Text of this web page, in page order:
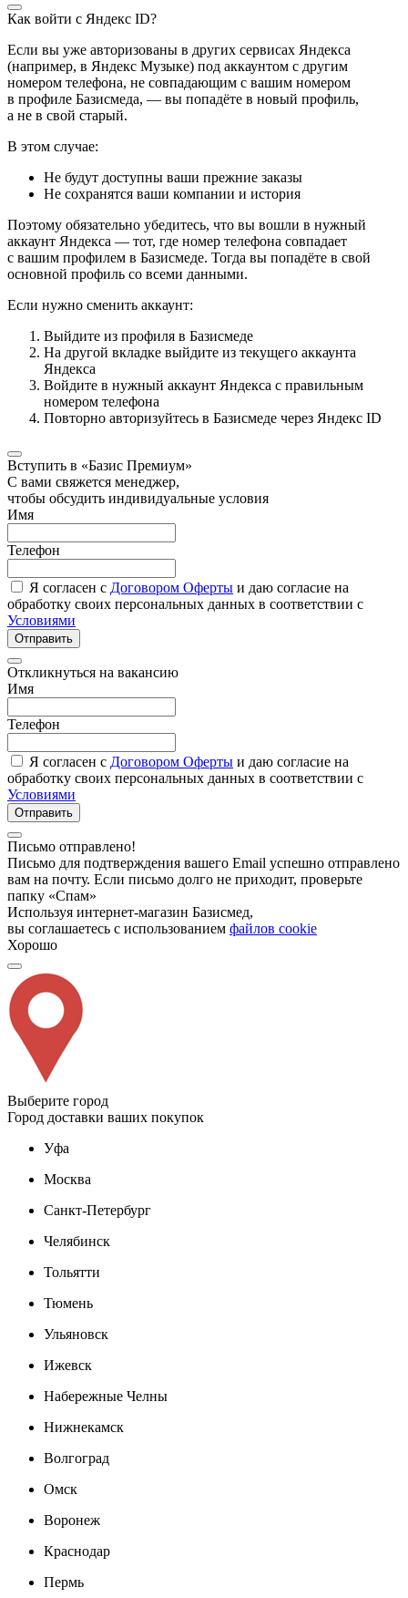
Как войти с Яндекс ID?
Если вы уже авторизованы в других сервисах Яндекса
(например, в Яндекс Музыке) под аккаунтом с другим
номером телефона, не совпадающим с вашим номером
в профиле Базисмеда, — вы попадёте в новый профиль,
а не в свой старый.
В этом случае:
Не будут доступны ваши прежние заказы
Не сохранятся ваши компании и история
Поэтому обязательно убедитесь, что вы вошли в нужный
аккаунт Яндекса — тот, где номер телефона совпадает
с вашим профилем в Базисмеде. Тогда вы попадёте в свой
основной профиль со всеми данными.
Если нужно сменить аккаунт:
Выйдите из профиля в Базисмеде
На другой вкладке выйдите из текущего аккаунта
Яндекса
Войдите в нужный аккаунт Яндекса с правильным
номером телефона
Повторно авторизуйтесь в Базисмеде через Яндекс ID
Вступить в «Базис Премиум»
С вами свяжется менеджер,
чтобы обсудить индивидуальные условия
Имя
Телефон
Я согласен с Договором Оферты и даю согласие на
обработку своих персональных данных в соответствии с
Условиями
Отправить
Откликнуться на вакансию
Имя
Телефон
Я согласен с Договором Оферты и даю согласие на
обработку своих персональных данных в соответствии с
Условиями
Отправить
Письмо отправлено!
Письмо для подтверждения вашего Email успешно отправлено
вам на почту. Если письмо долго не приходит, проверьте
папку «Спам»
Используя интернет-магазин Базисмед,
вы соглашаетесь с использованием файлов cookie
Хорошо
Выберите город
Город доставки ваших покупок
Уфа
Москва
Санкт-Петербург
Челябинск
Тольятти
Тюмень
Ульяновск
Ижевск
Набережные Челны
Нижнекамск
Волгоград
Омск
Воронеж
Краснодар
Пермь